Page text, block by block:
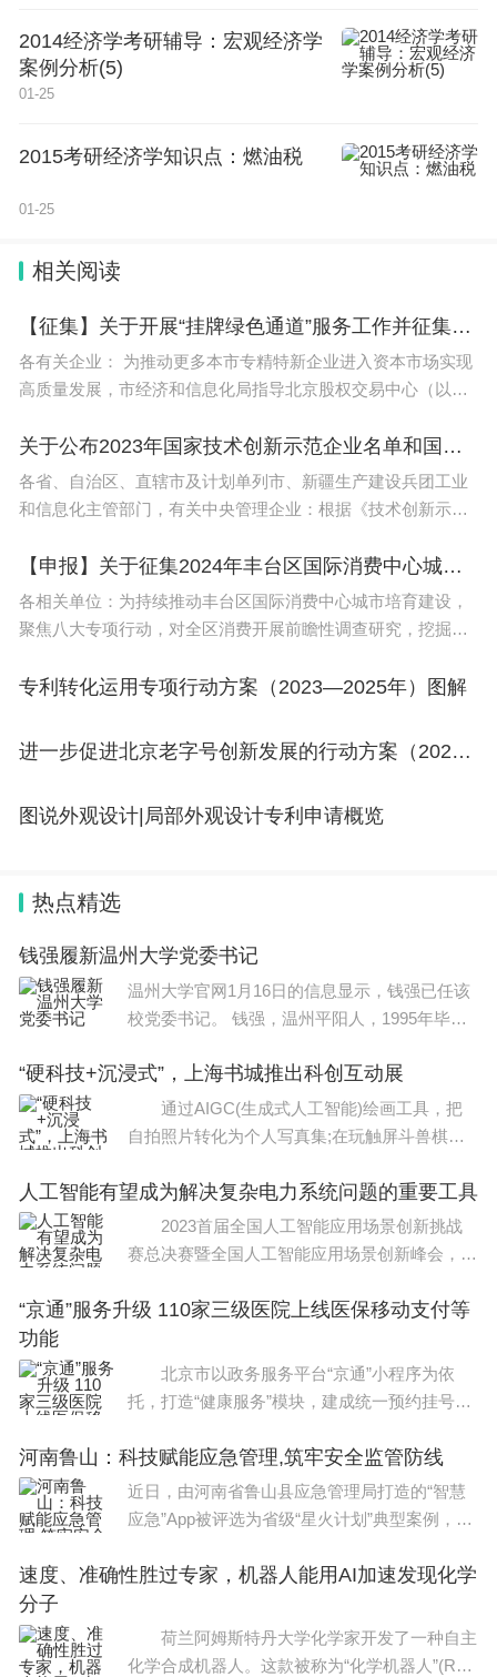
3、常熟理工学院、江苏、苏州、本科、公办
4、苏州城市学院、江苏、苏州、本科、公办
5、苏州大学应用技术学院、江苏、苏州、本科、民
办
7、江苏科技大学苏州理工学院、江苏、苏州、本
科、民办
办学
苏州专科学校名单（17所）
序号、学校名称、省份、城市、层次、备注
1、苏州幼儿师范高等专科学校、江苏、苏州、专
科、公办
3、苏州职业大学、江苏、苏州、专科、公办
5、苏州经贸职业技术学院、江苏、苏州、专科、公
办
6、苏州工业职业技术学院、江苏、苏州、专科、公
7、苏州卫生职业技术学院、江苏、苏州、专科、公
办
8、苏州农业职业技术学院、江苏、苏州、专科、公
办
科、公办
10、苏州健雄职业技术学院、江苏、苏州、专科、
公办
11、苏州信息职业技术学院、江苏、苏州、专科、
公办
州、专科、公办
13、硅湖职业技术学院、江苏、苏州、专科、民办
2014经济学考研辅导：宏观经济学
案例分析(5)
01-25
2015考研经济学知识点：燃油税
01-25
相关阅读
【征集】关于开展“挂牌绿色通道”服务工作并征集首批挂牌绿色通道服务企业的通知
各有关企业： 为推动更多本市专精特新企业进入资本市场实现
高质量发展，市经济和信息化局指导北京股权交易中心（以下
势，依托北京
关于公布2023年国家技术创新示范企业名单和国家技术创新示范企业复核评价结果的通知（工信部科函〔2024〕7号）
各省、自治区、直辖市及计划单列市、新疆生产建设兵团工业
和信息化主管部门，有关中央管理企业：根据《技术创新示范
号），经审核，现将2023年国家技
【申报】关于征集2024年丰台区国际消费中心城市培育建设咨询服务承办机构的公告
各相关单位：为持续推动丰台区国际消费中心城市培育建设，
聚焦八大专项行动，对全区消费开展前瞻性调查研究，挖掘特
局计划开展2024年丰台区
专利转化运用专项行动方案（2023—2025年）图解
进一步促进北京老字号创新发展的行动方案（2023-2025年）
图说外观设计|局部外观设计专利申请概览
热点精选
钱强履新温州大学党委书记
温州大学官网1月16日的信息显示，钱强已任该
校党委书记。 钱强，温州平阳人，1995年毕业
“硬科技+沉浸式”，上海书城推出科创互动展
通过AIGC(生成式人工智能)绘画工具，把
自拍照片转化为个人写真集;在玩触屏斗兽棋过
科创数字技术互动创意展启动仪式在上海举行。
人工智能有望成为解决复杂电力系统问题的重要工具
2023首届全国人工智能应用场景创新挑战
赛总决赛暨全国人工智能应用场景创新峰会，近
坛上，中国人工智能学会智慧能源专委会主任、
“京通”服务升级 110家三级医院上线医保移动支付等
功能
北京市以政务服务平台“京通”小程序为依
托，打造“健康服务”模块，建成统一预约挂号平
日，记者从北京市卫健委获悉，“京通&
河南鲁山：科技赋能应急管理,筑牢安全监管防线
近日，由河南省鲁山县应急管理局打造的“智慧
应急”App被评选为省级“星火计划”典型案例，受
山县应急管理局通过实施“红
速度、准确性胜过专家，机器人能用AI加速发现化学
分子
荷兰阿姆斯特丹大学化学家开发了一种自主
化学合成机器人。这款被称为“化学机器人”(Rob